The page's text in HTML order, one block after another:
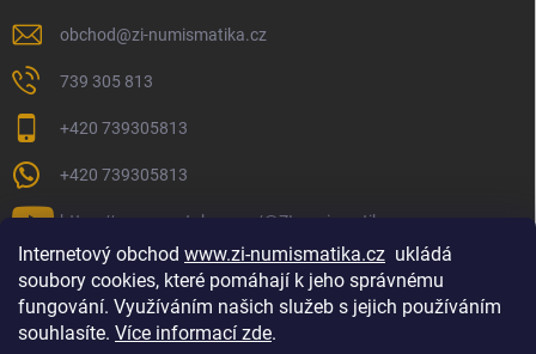
Internetový obchod www.zi-numismatika.cz ukládá
soubory cookies, které pomáhají k jeho správnému
fungování. Využíváním našich služeb s jejich používáním
souhlasíte. Více informací zde.
obchod@zi-numismatika.cz
739 305 813
+420 739305813
+420 739305813
https://www.youtube.com/@ZInumismatika
Zlaté investování Golf shop Golfstart Houby a bylinky